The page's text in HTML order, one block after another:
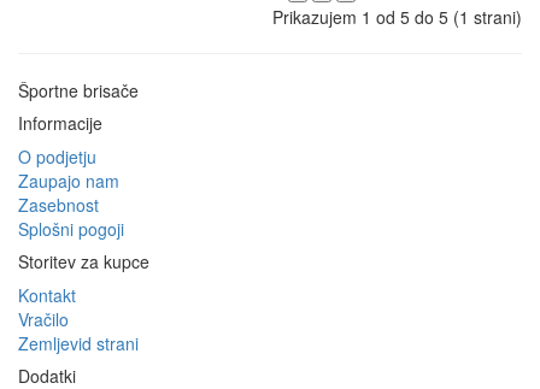
Prikazujem 1 od 5 do 5 (1 strani)
Športne brisače
Informacije
O podjetju
Zaupajo nam
Zasebnost
Splošni pogoji
Storitev za kupce
Kontakt
Vračilo
Zemljevid strani
Dodatki